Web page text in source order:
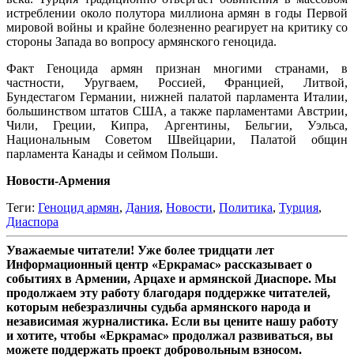
истреблении около полутора миллиона армян в годы Первой
мировой войны и крайне болезненно реагирует на критику со
стороны Запада во вопросу армянского геноцида.
Факт Геноцида армян признан многими странами, в
частности, Уругваем, Россией, Францией, Литвой,
Бундестагом Германии, нижней палатой парламента Италии,
большинством штатов США, а также парламентами Австрии,
Чили, Греции, Кипра, Аргентины, Бельгии, Уэльса,
Национальным Советом Швейцарии, Палатой общин
парламента Канады и сеймом Польши.
Новости-Армения
Теги: Геноцид армян, Дания, Новости, Политика, Турция,
Диаспора
Уважаемые читатели! Уже более тридцати лет
Информационный центр «Еркрамас» рассказывает о
событиях в Армении, Арцахе и армянской Диаспоре. Мы
продолжаем эту работу благодаря поддержке читателей,
которым небезразличны судьба армянского народа и
независимая журналистика. Если вы цените нашу работу
и хотите, чтобы «Еркрамас» продолжал развиваться, вы
можете поддержать проект добровольным взносом.